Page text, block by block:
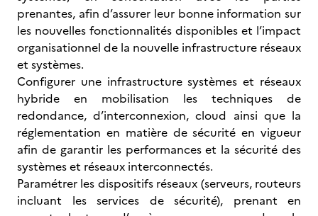
prenantes, afin d’assurer leur bonne information sur
les nouvelles fonctionnalités disponibles et l’impact
organisationnel de la nouvelle infrastructure réseaux
et systèmes.
Configurer une infrastructure systèmes et réseaux
hybride en mobilisation les techniques de
redondance, d’interconnexion, cloud ainsi que la
réglementation en matière de sécurité en vigueur
afin de garantir les performances et la sécurité des
systèmes et réseaux interconnectés.
Paramétrer les dispositifs réseaux (serveurs, routeurs
incluant les services de sécurité), prenant en